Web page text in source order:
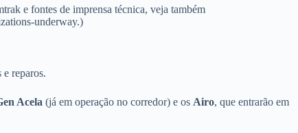
e fontes de imprensa técnica, veja também
underway.)
reparos.
Acela (já em operação no corredor) e os Airo, que entrarão em